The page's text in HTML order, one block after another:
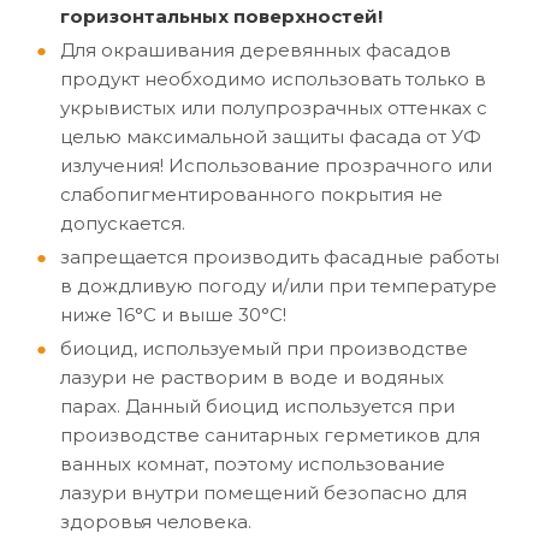
горизонтальных поверхностей!
Для окрашивания деревянных фасадов
продукт необходимо использовать только в
укрывистых или полупрозрачных оттенках с
целью максимальной защиты фасада от УФ
излучения! Использование прозрачного или
слабопигментированного покрытия не
допускается.
запрещается производить фасадные работы
в дождливую погоду и/или при температуре
ниже 16°C и выше 30°C!
биоцид, используемый при производстве
лазури не растворим в воде и водяных
парах. Данный биоцид используется при
производстве санитарных герметиков для
ванных комнат, поэтому использование
лазури внутри помещений безопасно для
здоровья человека.